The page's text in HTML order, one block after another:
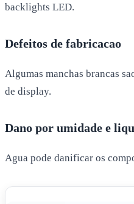
backlights LED.
Defeitos de fabricacao
Algumas manchas brancas
de display.
Dano por umidade e
Agua pode danificar os